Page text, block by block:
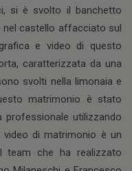
si è svolto il banchetto
nel castello affacciato sul
e video di questo
caratterizzata da una
svolti nella limonaia e
matrimonio è stato
utilizzando
video di matrimonio è un
team che ha realizzato